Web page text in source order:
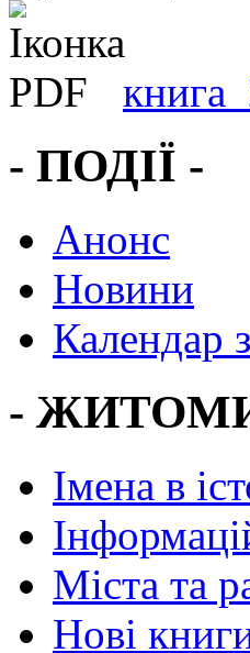
- ПОДІЇ -
Анонс
Новини
Календар
-
Імена в
Міста та
Нові